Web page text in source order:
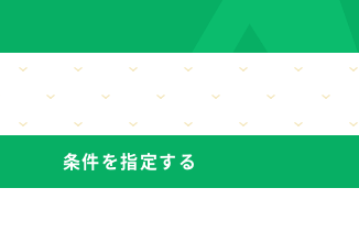
条件を指定する